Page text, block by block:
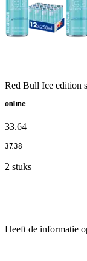
Red Bull Ice edition
online
33.64
37.38
2 stuks
Heeft de informatie